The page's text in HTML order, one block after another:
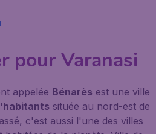
pour Varanasi
appelée Bénarès est une ville
située au nord-est de
c'est aussi l'une des villes